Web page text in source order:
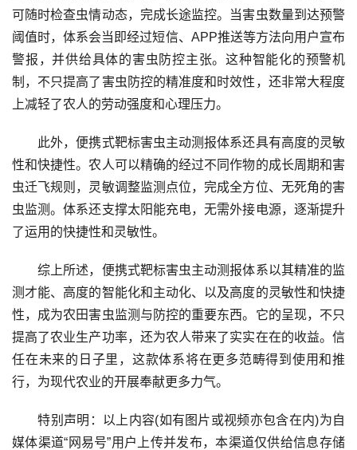
可随时检查虫情动态，完成长途监控。当害虫数量到达预警
阈值时，体系会当即经过短信、APP推送等方法向用户宣布
警报，并供给具体的害虫防控主张。这种智能化的预警机
制，不只提高了害虫防控的精准度和时效性，还非常大程度
上减轻了农人的劳动强度和心理压力。
此外，便携式靶标害虫主动测报体系还具有高度的灵敏
性和快捷性。农人可以精确的经过不同作物的成长周期和害
虫迁飞规则，灵敏调整监测点位，完成全方位、无死角的害
虫监测。体系还支撑太阳能充电，无需外接电源，逐渐提升
了运用的快捷性和灵敏性。
综上所述，便携式靶标害虫主动测报体系以其精准的监
测才能、高度的智能化和主动化、以及高度的灵敏性和快捷
性，成为农田害虫监测与防控的重要东西。它的呈现，不只
提高了农业生产功率，还为农人带来了实实在在的收益。信
任在未来的日子里，这款体系将在更多范畴得到使用和推
行，为现代农业的开展奉献更多力气。
特别声明：以上内容(如有图片或视频亦包含在内)为自
媒体渠道“网易号”用户上传并发布，本渠道仅供给信息存储